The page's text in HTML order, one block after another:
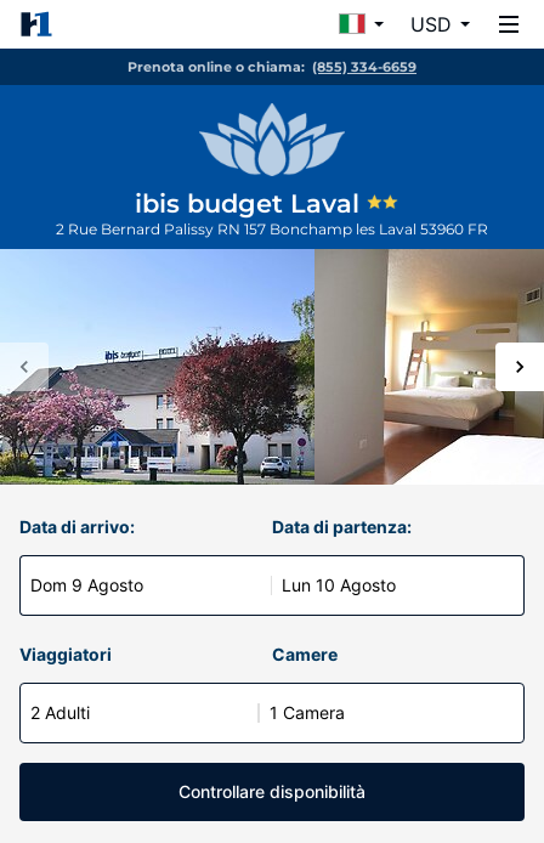
USD
Prenota online o chiama: (855) 334-6659
ibis budget Laval
2 Rue Bernard Palissy RN 157 Bonchamp les Laval 53960 FR
Data di arrivo:
Dom 9 Agosto
Data di partenza:
Lun 10 Agosto
Viaggiatori Camere
2 Adulti 1 Camera
Controllare disponibilità